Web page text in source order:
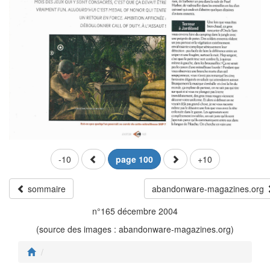
-10 page 100 +10
sommaire
abandonware-magazines.org
n°165 décembre 2004
(source des images : abandonware-magazines.org)